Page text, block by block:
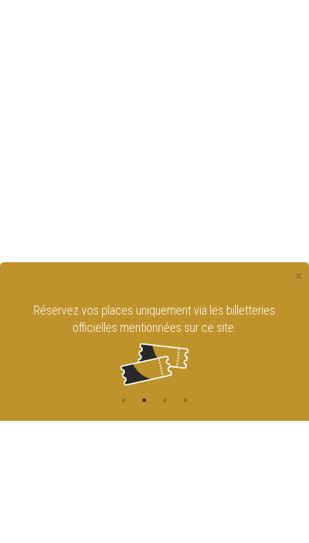
×
Réservez vos places uniquement via les billetteries
officielles mentionnées sur ce site.